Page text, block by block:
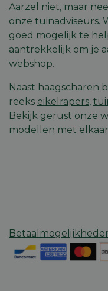
Aarzel niet, maar
onze tuinadviseurs.
goed mogelijk te
aantrekkelijk om je
webshop.
Naast haagscharen
reeks eikelrapers,
Bekijk gerust onze
modellen met